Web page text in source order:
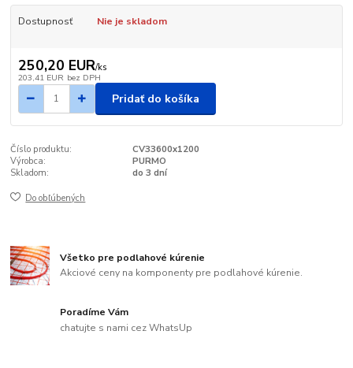
Dostupnosť Nie je skladom
250,20 EUR/ks
203,41 EUR bez DPH
Pridať do košíka
Číslo produktu:
CV33600x1200
Výrobca:
PURMO
Skladom:
do 3 dní
Do obľúbených
Všetko pre podlahové kúrenie
Akciové ceny na komponenty pre podlahové kúrenie.
Poradíme Vám
chatujte s nami cez WhatsUp